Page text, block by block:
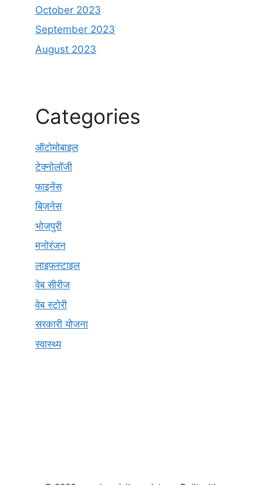
October 2023
September 2023
August 2023
Categories
ऑटोमोबाइल
टेक्नोलॉजी
फाइनेंस
बिज़नेस
भोजपुरी
मनोरंजन
लाइफस्टाइल
वेब सीरीज
वेब स्टोरी
सरकारी योजना
स्वास्थ्य